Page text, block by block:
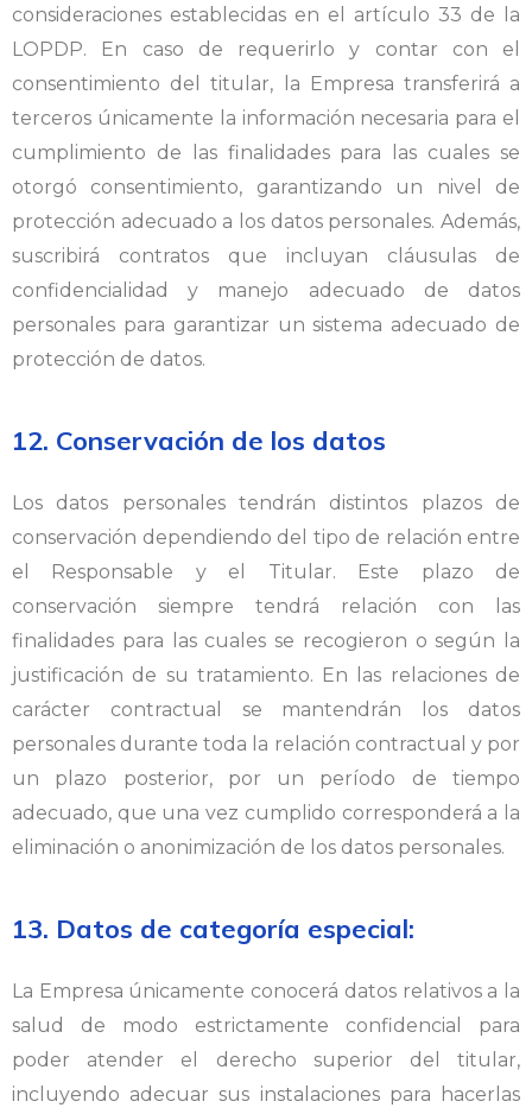
consideraciones establecidas en el artículo 33 de la
LOPDP. En caso de requerirlo y contar con el
consentimiento del titular, la Empresa transferirá a
terceros únicamente la información necesaria para el
cumplimiento de las finalidades para las cuales se
otorgó consentimiento, garantizando un nivel de
protección adecuado a los datos personales. Además,
suscribirá contratos que incluyan cláusulas de
confidencialidad y manejo adecuado de datos
personales para garantizar un sistema adecuado de
protección de datos.
12. Conservación de los datos
Los datos personales tendrán distintos plazos de
conservación dependiendo del tipo de relación entre
el Responsable y el Titular. Este plazo de
conservación siempre tendrá relación con las
finalidades para las cuales se recogieron o según la
justificación de su tratamiento. En las relaciones de
carácter contractual se mantendrán los datos
personales durante toda la relación contractual y por
un plazo posterior, por un período de tiempo
adecuado, que una vez cumplido corresponderá a la
eliminación o anonimización de los datos personales.
13. Datos de categoría especial:
La Empresa únicamente conocerá datos relativos a la
salud de modo estrictamente confidencial para
poder atender el derecho superior del titular,
incluyendo adecuar sus instalaciones para hacerlas